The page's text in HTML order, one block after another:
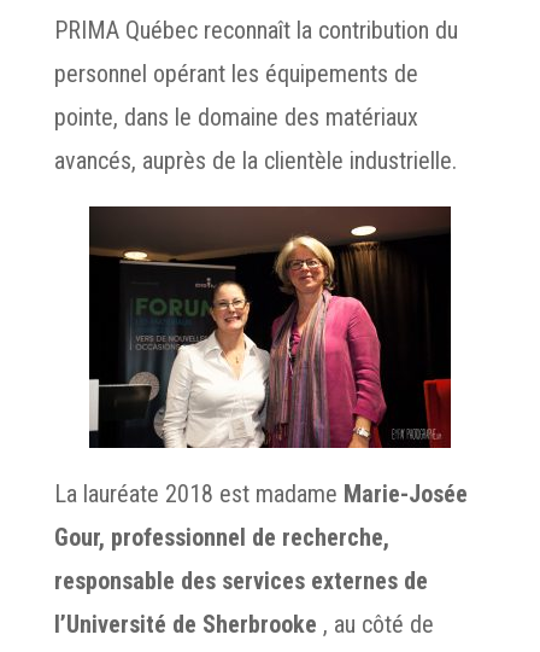
PRIMA Québec reconnaît la contribution du
personnel opérant les équipements de
pointe, dans le domaine des matériaux
avancés, auprès de la clientèle industrielle.
La lauréate 2018 est madame Marie-Josée
Gour, professionnel de recherche,
responsable des services externes de
l’Université de Sherbrooke , au côté de